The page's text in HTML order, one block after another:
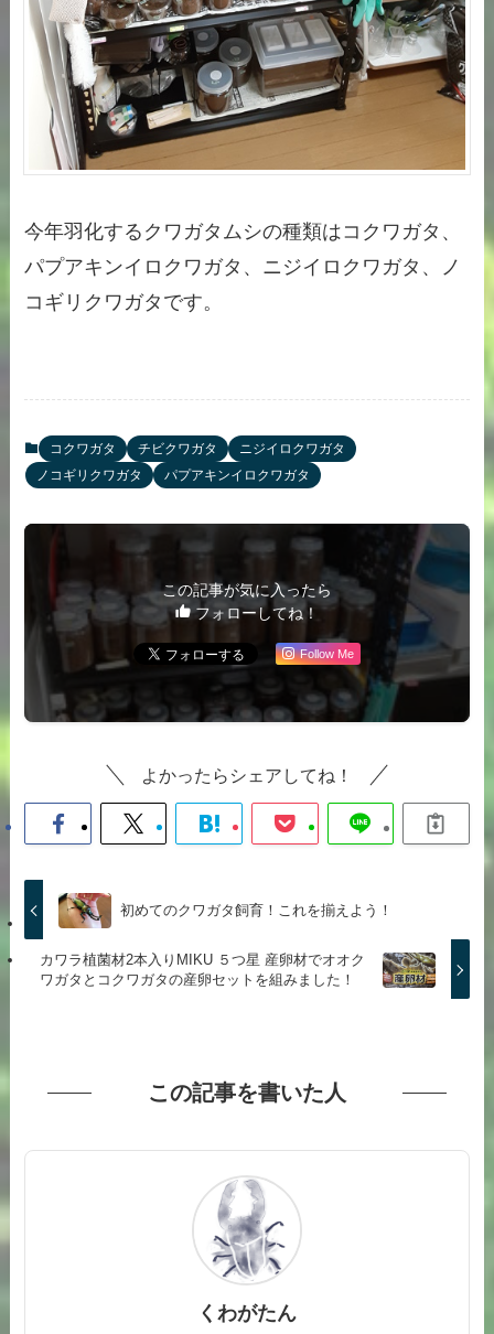
今年羽化するクワガタムシの種類はコクワガタ、
パプアキンイロクワガタ、ニジイロクワガタ、ノ
コギリクワガタです。
コクワガタ チビクワガタ
ニジイロクワガタ
ノコギリクワガタ
パプアキンイロクワガタ
この記事が気に入ったら
フォローしてね！
Follow Me
よかったらシェアしてね！
初めてのクワガタ飼育！これを揃えよう！
カワラ植菌材2本入りMIKU ５つ星 産卵材でオオク
ワガタとコクワガタの産卵セットを組みました！
この記事を書いた人
くわがたん